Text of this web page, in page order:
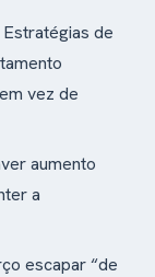
Estratégias de
vez de
aumento
a
escapar “de